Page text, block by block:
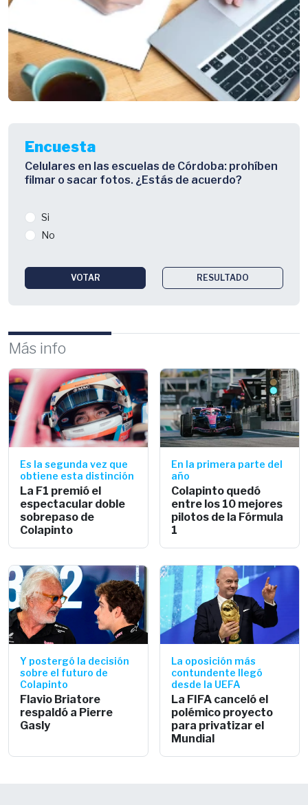
Encuesta
Celulares en las escuelas de Córdoba: prohíben
filmar o sacar fotos. ¿Estás de acuerdo?
Si
No
VOTAR RESULTADO
Más info
Es la segunda vez que
obtiene esta distinción
La F1 premió el
espectacular doble
sobrepaso de
Colapinto
En la primera parte del
año
Colapinto quedó
entre los 10 mejores
pilotos de la Fórmula
1
Y postergó la decisión
sobre el futuro de
Colapinto
Flavio Briatore
respaldó a Pierre
Gasly
La oposición más
contundente llegó
desde la UEFA
La FIFA canceló el
polémico proyecto
para privatizar el
Mundial